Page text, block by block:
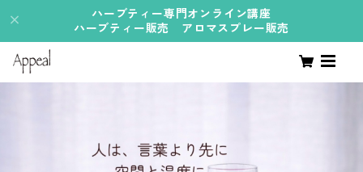
ハーブティー専門オンライン講座
ハーブティー販売 アロマスプレー販売